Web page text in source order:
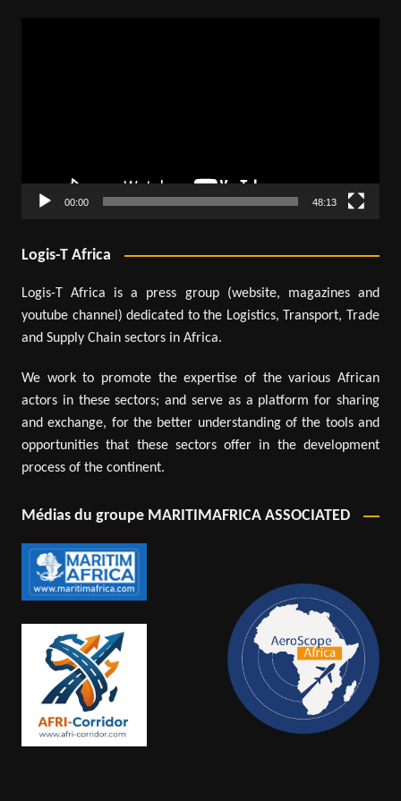
00:00 48:13
Logis-T Africa
Logis-T Africa is a press group (website, magazines and
youtube channel) dedicated to the Logistics, Transport, Trade
and Supply Chain sectors in Africa.
We work to promote the expertise of the various African
actors in these sectors; and serve as a platform for sharing
and exchange, for the better understanding of the tools and
opportunities that these sectors offer in the development
process of the continent.
Médias du groupe MARITIMAFRICA ASSOCIATED